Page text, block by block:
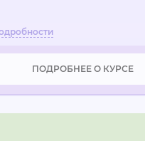
ПОДРОБНЕЕ О КУРСЕ